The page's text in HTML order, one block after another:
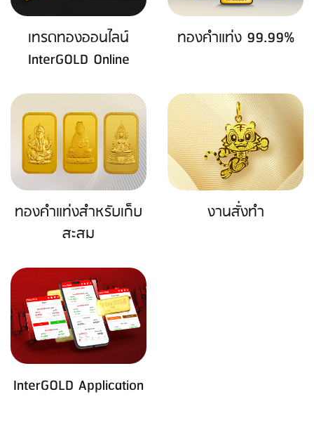
เทรดทองออนไลน์
InterGOLD Online
ทองคำแท่ง 99.99%
ทองคำแท่งสำหรับเก็บ
สะสม
งานสั่งทำ
InterGOLD Application